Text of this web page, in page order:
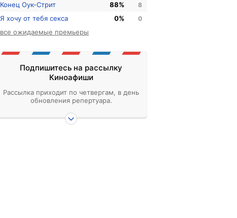
Конец Оук-Стрит 88% 8
Я хочу от тебя секса 0% 0
все ожидаемые премьеры
Подпишитесь на рассылку
Киноафиши
Рассылка приходит по четвергам, в день
обновления репертуара.